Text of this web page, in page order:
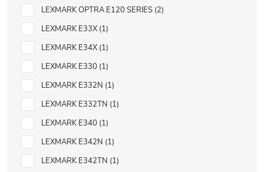
LEXMARK OPTRA E120 SERIES 2
LEXMARK E33X 1
LEXMARK E34X 1
LEXMARK E330 1
LEXMARK E332N 1
LEXMARK E332TN 1
LEXMARK E340 1
LEXMARK E342N 1
LEXMARK E342TN 1